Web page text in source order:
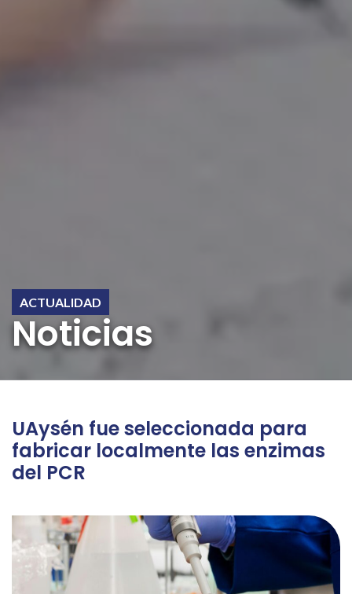
ACTUALIDAD
Noticias
UAysén fue seleccionada para
fabricar localmente las enzimas
del PCR